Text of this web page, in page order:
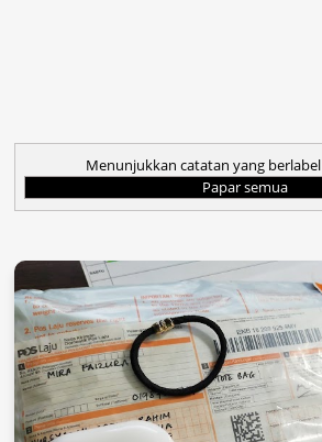
Menunjukkan catatan yang berlabel
Papar semua